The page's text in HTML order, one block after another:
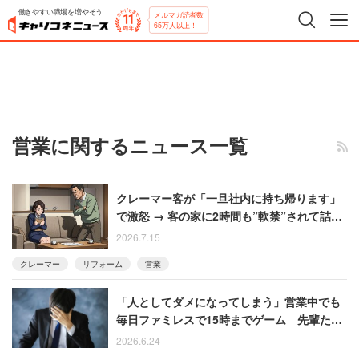
働きやすい職場を増やそう メルマガ読者数
65万人以上！
営業に関するニュース一覧
クレーマー客が「一旦社内に持ち帰ります」
で激怒 → 客の家に2時間も”軟禁”されて詰め
られた女性の恐怖
2026.7.15
クレーマー リフォーム 営業
「人としてダメになってしまう」営業中でも
毎日ファミレスで15時までゲーム 先輩たち
に絶望し、半年で退職した男性
2026.6.24